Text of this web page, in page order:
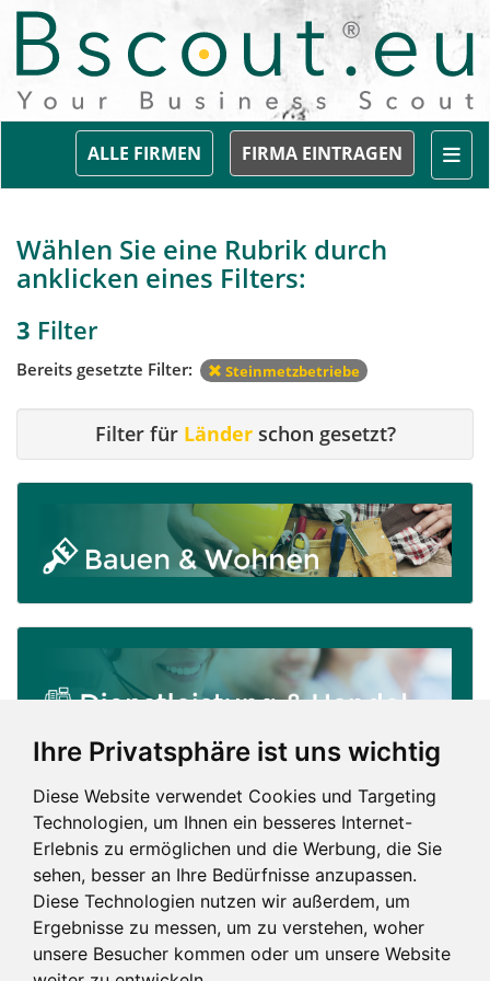
Ihre Privatsphäre ist uns wichtig
Diese Website verwendet Cookies und Targeting
Technologien, um Ihnen ein besseres Internet-
Erlebnis zu ermöglichen und die Werbung, die Sie
sehen, besser an Ihre Bedürfnisse anzupassen.
Diese Technologien nutzen wir außerdem, um
Ergebnisse zu messen, um zu verstehen, woher
unsere Besucher kommen oder um unsere Website
FIRMA EINTRAGEN
ALLE FIRMEN
Wählen Sie eine Rubrik durch
anklicken eines Filters:
3 Filter
Bereits gesetzte Filter: Steinmetzbetriebe
Filter für Länderschon gesetzt?